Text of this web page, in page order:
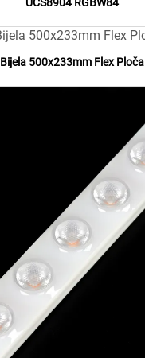
UCS8904 RGBW84
Bijela 500x233mm Flex Ploča